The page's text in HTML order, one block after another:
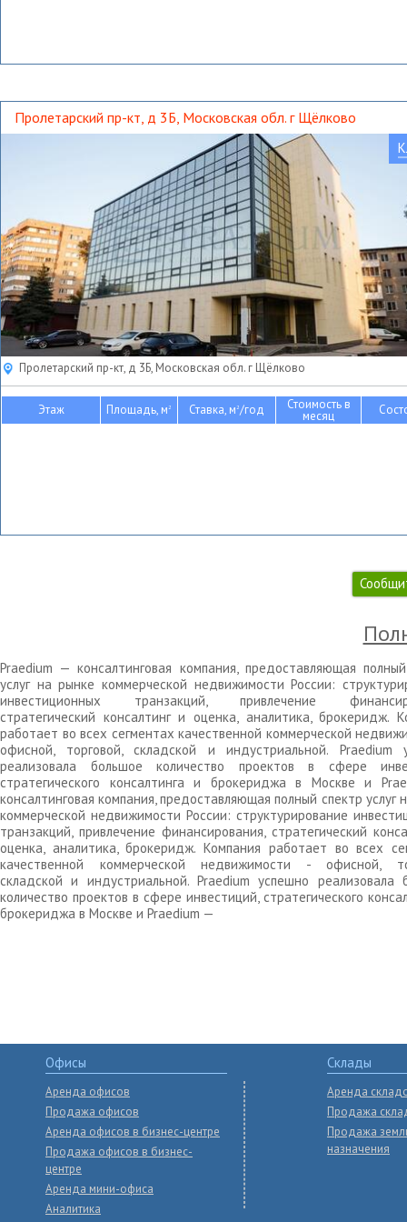
Пролетарский пр-кт, д 3Б, Московская обл. г Щёлково
Пролетарский пр-кт, д 3Б, Московская обл. г Щёлково
Этаж Площадь, м2 Ставка, м2/год Стоимость в
месяц
Praedium — консалтинговая компания, предоставляющая
услуг на рынке коммерческой недвижимости России:
инвестиционных транзакций, привлечение
стратегический консалтинг и оценка, аналитика, брокеридж.
работает во всех сегментах качественной коммерческой
офисной, торговой, складской и индустриальной. Praedium
реализовала большое количество проектов в сфере
стратегического консалтинга и брокериджа в Москве и
консалтинговая компания, предоставляющая полный спектр услуг
коммерческой недвижимости России: структурирование
транзакций, привлечение финансирования, стратегический
оценка, аналитика, брокеридж. Компания работает во всех
качественной коммерческой недвижимости - офисной,
складской и индустриальной. Praedium успешно реализовала
количество проектов в сфере инвестиций, стратегического
брокериджа в Москве и Praedium —
Офисы
Аренда офисов
Продажа офисов
Аренда офисов в бизнес-центре
Продажа офисов в бизнес-
центре
Аренда мини-офиса
Аналитика
Склады
Аренда
Продажа
Продажа
назначения